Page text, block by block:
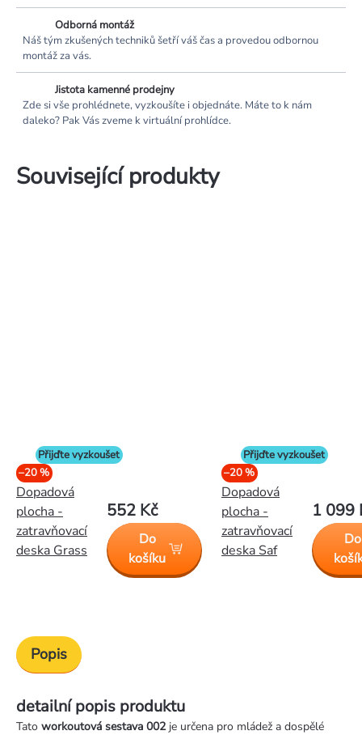
Odborná montáž
Náš tým zkušených techniků šetří váš čas a provedou odbornou
montáž za vás.
Jistota kamenné prodejny
Zde si vše prohlédnete, vyzkoušíte i objednáte. Máte to k nám
daleko? Pak Vás zveme k virtuální prohlídce.
Související produkty
Přijďte vyzkoušet
–20 %
Dopadová
plocha -
zatravňovací
deska Grass
552 Kč
Do
košíku
Přijďte vyzkoušet
–20 %
Dopadová
plocha -
zatravňovací
deska Saf
1 099
Do
Popis
detailní popis produktu
Tato workoutová sestava 002 je určena pro mládež a dospělé